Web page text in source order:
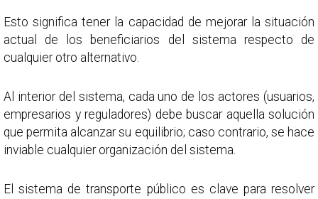
Esto significa tener la capacidad de mejorar la situación
actual de los beneficiarios del sistema respecto de
cualquier otro alternativo.
Al interior del sistema, cada uno de los actores (usuarios,
empresarios y reguladores) debe buscar aquella solución
que permita alcanzar su equilibrio; caso contrario, se hace
inviable cualquier organización del sistema.
El sistema de transporte público es clave para resolver